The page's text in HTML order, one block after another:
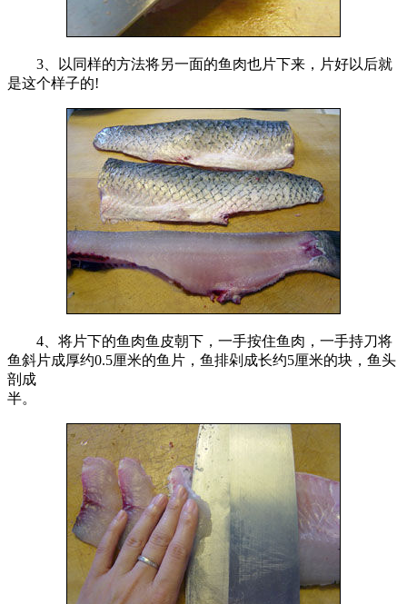
3、以同样的方法将另一面的鱼肉也片下来，片好以后就
是这个样子的!
4、将片下的鱼肉鱼皮朝下，一手按住鱼肉，一手持刀将
鱼斜片成厚约0.5厘米的鱼片，鱼排剁成长约5厘米的块，鱼头
剖成
半。